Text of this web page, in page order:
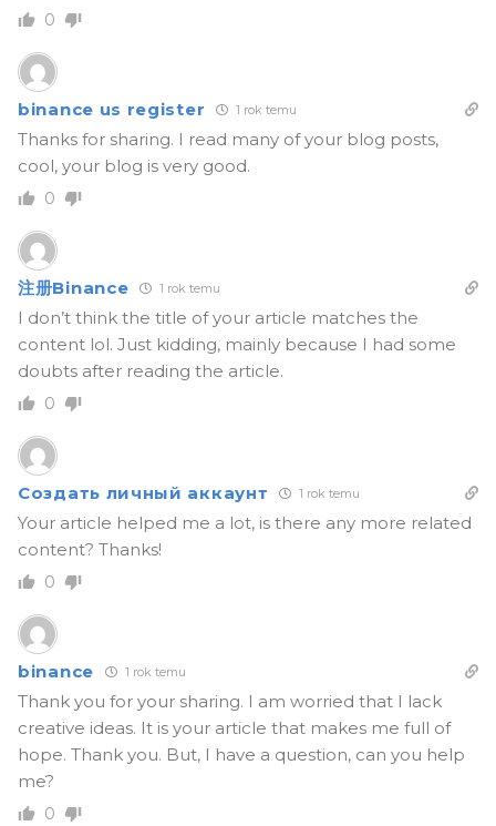
0
binance us register 1 rok temu
Thanks for sharing. I read many of your blog posts,
cool, your blog is very good.
0
注册Binance 1 rok temu
I don’t think the title of your article matches the
content lol. Just kidding, mainly because I had some
doubts after reading the article.
0
Создать личный аккаунт 1 rok temu
Your article helped me a lot, is there any more related
content? Thanks!
0
binance 1 rok temu
Thank you for your sharing. I am worried that I lack
creative ideas. It is your article that makes me full of
hope. Thank you. But, I have a question, can you help
me?
0